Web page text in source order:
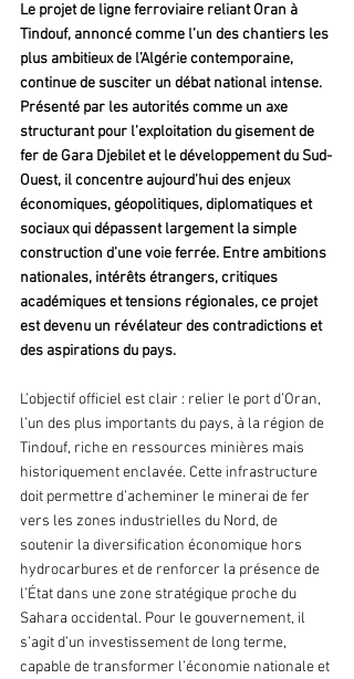
Le projet de ligne ferroviaire reliant Oran à
Tindouf, annoncé comme l’un des chantiers les
plus ambitieux de l’Algérie contemporaine,
continue de susciter un débat national intense.
Présenté par les autorités comme un axe
structurant pour l’exploitation du gisement de
fer de Gara Djebilet et le développement du Sud-
Ouest, il concentre aujourd’hui des enjeux
économiques, géopolitiques, diplomatiques et
sociaux qui dépassent largement la simple
construction d’une voie ferrée. Entre ambitions
nationales, intérêts étrangers, critiques
académiques et tensions régionales, ce projet
est devenu un révélateur des contradictions et
des aspirations du pays.
L’objectif officiel est clair : relier le port d’Oran,
l’un des plus importants du pays, à la région de
Tindouf, riche en ressources minières mais
historiquement enclavée. Cette infrastructure
doit permettre d’acheminer le minerai de fer
vers les zones industrielles du Nord, de
soutenir la diversification économique hors
hydrocarbures et de renforcer la présence de
l’État dans une zone stratégique proche du
Sahara occidental. Pour le gouvernement, il
s’agit d’un investissement de long terme,
capable de transformer l’économie nationale et